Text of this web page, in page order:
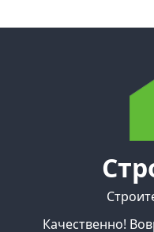
Качественно!